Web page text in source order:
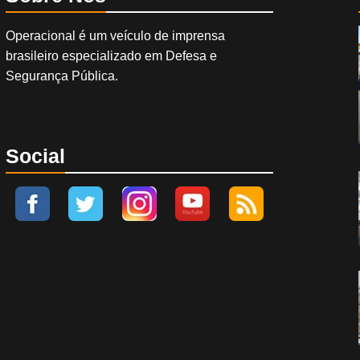
Operacional é um veículo de imprensa
brasileiro especializado em Defesa e
Segurança Pública.
Social